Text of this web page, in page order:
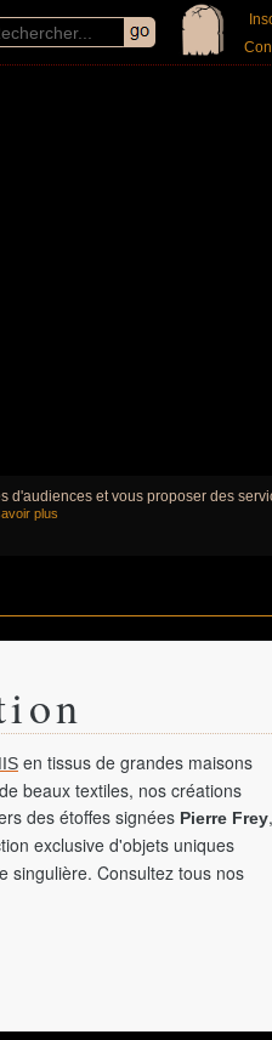
d'audiences et vous proposer des
plus
en tissus de grandes maisons
beaux textiles, nos créations
des étoffes signées Pierre Frey,
exclusive d'objets uniques
singulière. Consultez tous nos